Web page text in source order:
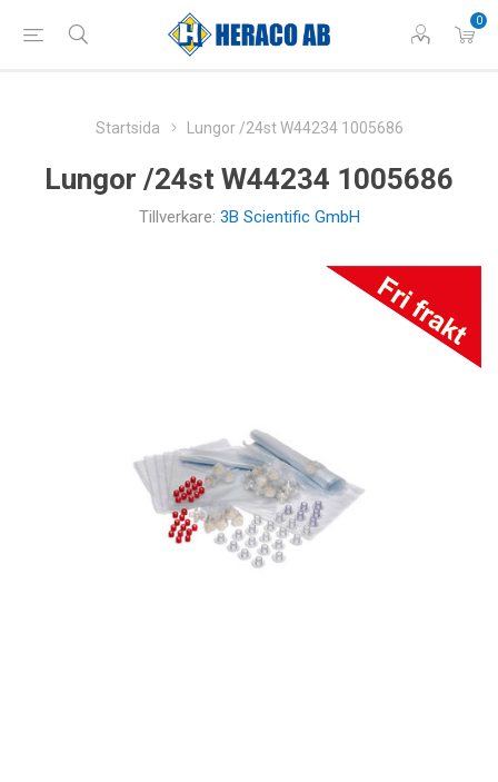
0
Startsida Lungor /24st W44234 1005686
Lungor /24st W44234 1005686
Tillverkare: 3B Scientific GmbH